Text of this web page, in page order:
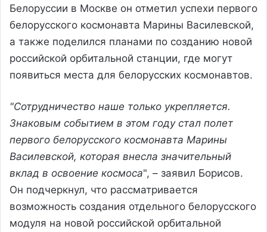
Белоруссии в Москве он отметил успехи первого
белорусского космонавта Марины Василевской,
а также поделился планами по созданию новой
российской орбитальной станции, где могут
появиться места для белорусских космонавтов.
"Сотрудничество наше только укрепляется.
Знаковым событием в этом году стал полет
первого белорусского космонавта Марины
Василевской, которая внесла значительный
вклад в освоение космоса", – заявил Борисов.
Он подчеркнул, что рассматривается
возможность создания отдельного белорусского
модуля на новой российской орбитальной